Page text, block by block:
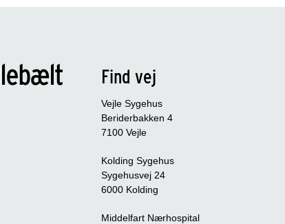
Find vej
Vejle Sygehus
Beriderbakken 4
7100 Vejle
Kolding Sygehus
Sygehusvej 24
6000 Kolding
Middelfart Nærhospital